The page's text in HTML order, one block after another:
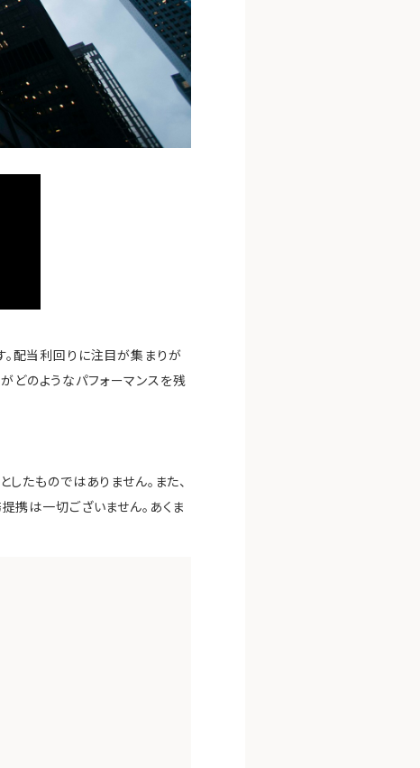
。配当利回りに注目が集まりが
どのようなパフォーマンスを残
たものではありません。また、
携は一切ございません。あくま